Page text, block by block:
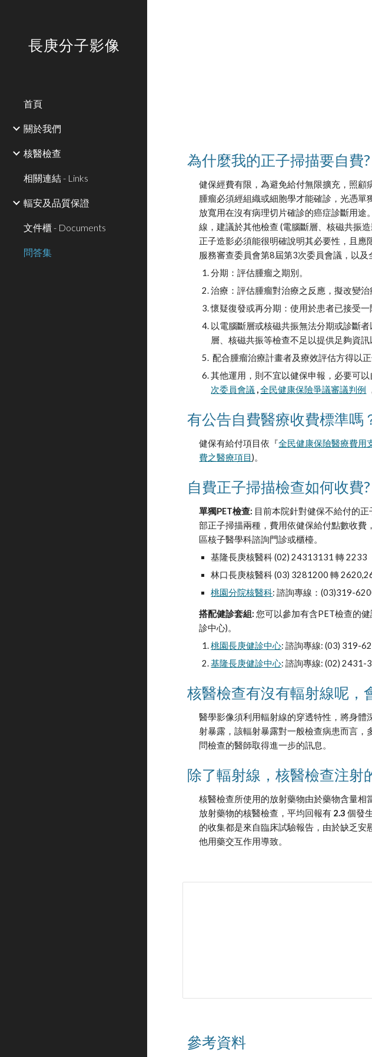
長庚分子影像
首頁
關於我們
核醫檢查
相關連結 - Links
輻安及品質保證
文件櫃 - Documents
問答集
為什麼我的正子掃描要自費?
健保經費有限，為避免給付無限擴充，照
腫瘤必須經組織或細胞學才能確診，光憑
放寬用在沒有病理切片確診的癌症診斷用
線，建議於其他檢查 (電腦斷層、核磁共振
正子造影必須能很明確說明其必要性，且
服務審查委員會第8屆第3次委員會議，以
分期：評估腫瘤之期別。
治療：評估腫瘤對治療之反應，擬改變治
懷疑復發或再分期：使用於患者已接受
以電腦斷層或核磁共振無法分期或診斷
層、核磁共振等檢查不足以提供足夠資
配合腫瘤治療計畫者及療效評估方得以
其他運用，則不宜以健保申報，必要可
次委員會議 , 全民健康保險爭議審議判例
有公告自費醫療收費標準嗎
健保有給付項目依『全民健康保險醫療費用
費之醫療項目)。
自費正子掃描檢查如何收費?
單獨PET檢查: 目前本院針對健保不給付的
部正子掃描兩種，費用依健保給付點數收費
區核子醫學科諮詢門診或櫃檯。
基隆長庚核醫科 (02) 24313131 轉 2233
林口長庚核醫科 (03) 3281200 轉
桃園分院核醫科: 諮詢專線：(03)319-
搭配健診套組: 您可以參加有含PET檢查的
診中心)。
桃園長庚健診中心: 諮詢專線: (03) 319-
基隆長庚健診中心: 諮詢專線: (02) 2431-
核醫檢查有沒有輻射線呢，
醫學影像須利用輻射線的穿透特性，將身
射暴露，該輻射暴露對一般檢查病患而言，
問檢查的醫師取得進一步的訊息。
除了輻射線，核醫檢查注射
核醫檢查所使用的放射藥物由於藥物含量相
放射藥物的核醫檢查，平均回報有 2.3 個發
的收集都是來自臨床試驗報告，由於缺乏
他用藥交互作用導致。
參考資料